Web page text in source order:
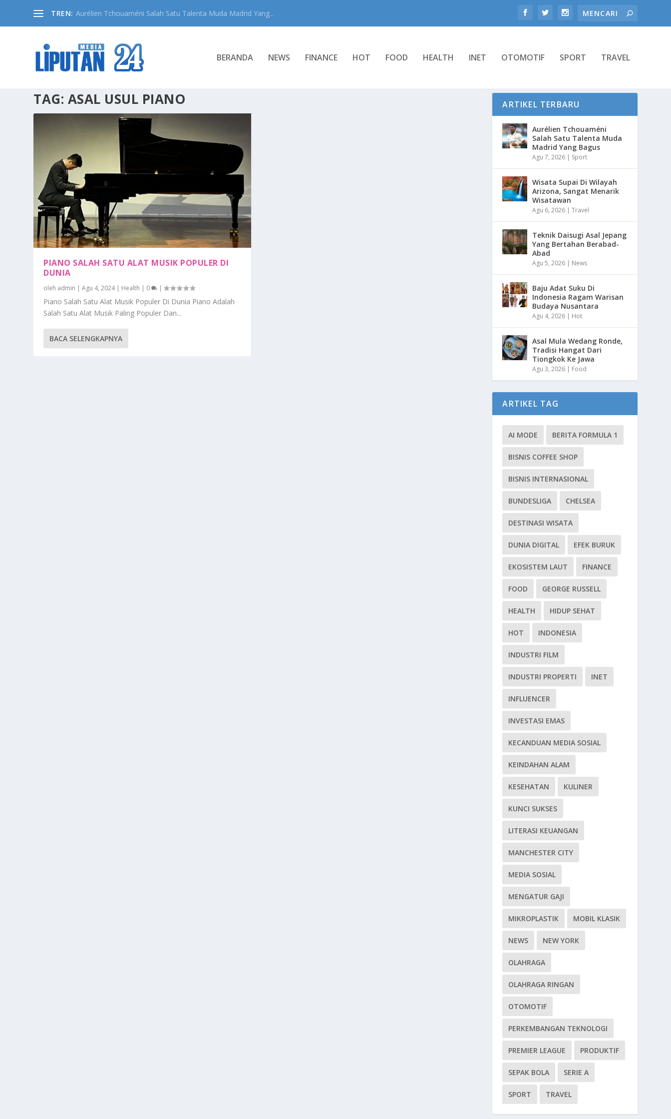
TREN: Aurélien Tchouaméni Salah Satu Talenta Muda Madrid Yang...
BERANDA NEWS FINANCE HOT FOOD HEALTH INET OTOMOTIF SPORT TRAVEL
TAG: ASAL USUL PIANO
PIANO SALAH SATU ALAT MUSIK POPULER DI
DUNIA
oleh admin |Agu 4, 2024| Health | 0 |
Piano Salah Satu Alat Musik Populer Di Dunia Piano Adalah
Salah Satu Alat Musik Paling Populer Dan...
BACA SELENGKAPNYA
ARTIKEL TERBARU
Aurélien Tchouaméni
Salah Satu Talenta Muda
Madrid Yang Bagus
Agu 7, 2026 | Sport
Wisata Supai Di Wilayah
Arizona, Sangat Menarik
Wisatawan
Agu 6, 2026 |Travel
Teknik Daisugi Asal Jepang
Yang Bertahan Berabad-
Abad
Agu 5, 2026 | News
Baju Adat Suku Di
Indonesia Ragam Warisan
Budaya Nusantara
Agu 4, 2026 | Hot
Asal Mula Wedang Ronde,
Tradisi Hangat Dari
Tiongkok Ke Jawa
Agu 3, 2026 | Food
ARTIKEL TAG
AI MODE BERITA FORMULA 1
BISNIS COFFEE SHOP
BISNIS INTERNASIONAL
BUNDESLIGA CHELSEA
DESTINASI WISATA
DUNIA DIGITAL EFEK BURUK
EKOSISTEM LAUT FINANCE
FOOD GEORGE RUSSELL
HEALTH HIDUP SEHAT
HOT INDONESIA
INDUSTRI FILM
INDUSTRI PROPERTI INET
INFLUENCER
INVESTASI EMAS
KECANDUAN MEDIA SOSIAL
KEINDAHAN ALAM
KESEHATAN KULINER
KUNCI SUKSES
LITERASI KEUANGAN
MANCHESTER CITY
MEDIA SOSIAL
MENGATUR GAJI
MIKROPLASTIK MOBIL KLASIK
NEWS NEW YORK
OLAHRAGA
OLAHRAGA RINGAN
OTOMOTIF
PERKEMBANGAN TEKNOLOGI
PREMIER LEAGUE PRODUKTIF
SEPAK BOLA SERIE A
SPORT TRAVEL